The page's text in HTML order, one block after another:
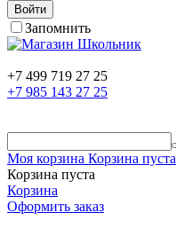
Войти
Запомнить
+7 499 719 27 25
+7 985 143 27 25
Моя корзина Корзина пуста
Корзина пуста
Корзина
Оформить заказ